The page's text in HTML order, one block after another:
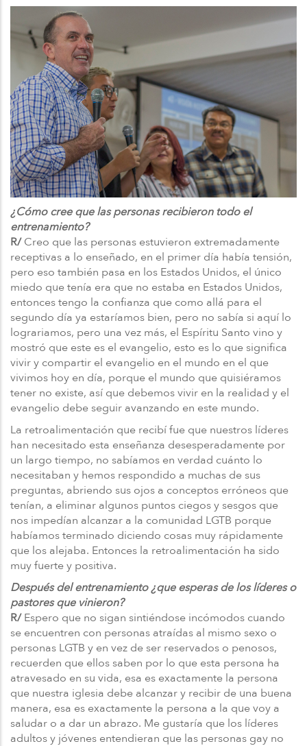
¿Cómo cree que las personas recibieron todo el
entrenamiento?
R/Creo que las personas estuvieron extremadamente
receptivas a lo enseñado, en el primer día había tensión,
pero eso también pasa en los Estados Unidos, el único
miedo que tenía era que no estaba en Estados Unidos,
entonces tengo la confianza que como allá para el
segundo día ya estaríamos bien, pero no sabía si aquí lo
lograriamos, pero una vez más, el Espíritu Santo vino y
mostró que este es el evangelio, esto es lo que significa
vivir y compartir el evangelio en el mundo en el que
vivimos hoy en día, porque el mundo que quisiéramos
tener no existe, así que debemos vivir en la realidad y el
evangelio debe seguir avanzando en este mundo.
La retroalimentación que recibí fue que nuestros líderes
han necesitado esta enseñanza desesperadamente por
un largo tiempo, no sabíamos en verdad cuánto lo
necesitaban y hemos respondido a muchas de sus
preguntas, abriendo sus ojos a conceptos erróneos que
tenían, a eliminar algunos puntos ciegos y sesgos que
nos impedían alcanzar a la comunidad LGTB porque
habíamos terminado diciendo cosas muy rápidamente
que los alejaba. Entonces la retroalimentación ha sido
muy fuerte y positiva.
Después del entrenamiento ¿que esperas de los líderes o
pastores que vinieron?
R/Espero que no sigan sintiéndose incómodos cuando
se encuentren con personas atraídas al mismo sexo o
personas LGTB y en vez de ser reservados o penosos,
recuerden que ellos saben por lo que esta persona ha
atravesado en su vida, esa es exactamente la persona
que nuestra iglesia debe alcanzar y recibir de una buena
manera, esa es exactamente la persona a la que voy a
saludar o a dar un abrazo. Me gustaría que los líderes
adultos y jóvenes entendieran que las personas gay no